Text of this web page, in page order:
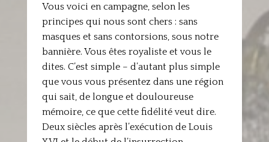
Vous voici en campagne, selon les
principes qui nous sont chers : sans
masques et sans contorsions, sous notre
bannière. Vous êtes royaliste et vous le
dites. C’est simple – d’autant plus simple
que vous vous présentez dans une région
qui sait, de longue et douloureuse
mémoire, ce que cette fidélité veut dire.
Deux siècles après l’exécution de Louis